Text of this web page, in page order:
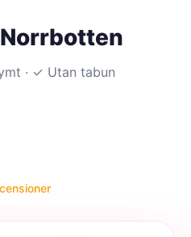
· ✓ Utan tabun